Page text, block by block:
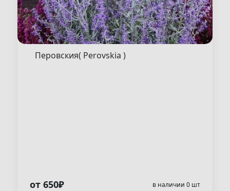
Перовския( Perovskia )
от 650₽ в наличии 0 шт